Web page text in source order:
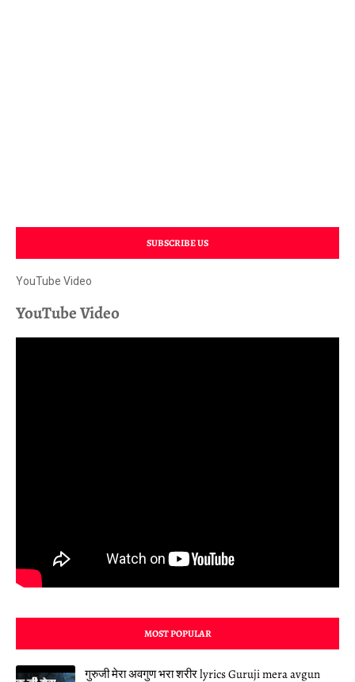
SUBSCRIBE US
YouTube Video
YouTube Video
MOST POPULAR
गुरुजी मेरा अवगुण भरा शरीर lyrics Guruji mera avgun